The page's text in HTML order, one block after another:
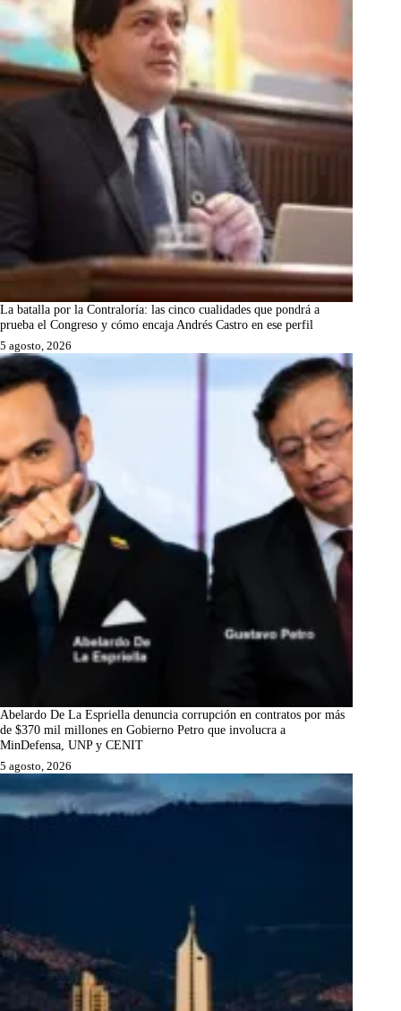
La batalla por la Contraloría: las cinco cualidades que pondrá a
prueba el Congreso y cómo encaja Andrés Castro en ese perfil
5 agosto, 2026
Abelardo De La Espriella denuncia corrupción en contratos por más
de $370 mil millones en Gobierno Petro que involucra a
MinDefensa, UNP y CENIT
5 agosto, 2026